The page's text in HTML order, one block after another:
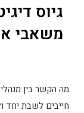
גיוס
משאבי
מה הקשר בין